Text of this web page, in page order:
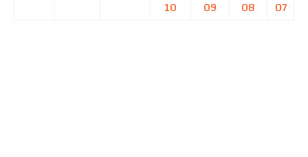
07
08
09
10